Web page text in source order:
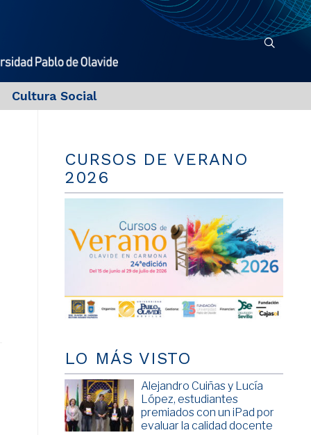
Cultura Social
CURSOS DE VERANO
2026
LO MÁS VISTO
Alejandro Cuiñas y Lucía
López, estudiantes
premiados con un iPad por
evaluar la calidad docente